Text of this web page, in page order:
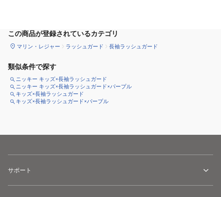
この商品が登録されているカテゴリ
マリン・レジャー ラッシュガード 長袖ラッシュガード
類似条件で探す
ニッキー キッズ×長袖ラッシュガード
ニッキー キッズ×長袖ラッシュガード×パープル
キッズ×長袖ラッシュガード
キッズ×長袖ラッシュガード×パープル
サポート